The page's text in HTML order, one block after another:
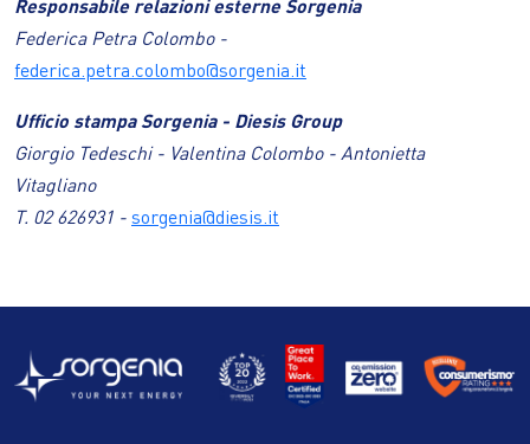
Responsabile relazioni esterne Sorgenia
Federica Petra Colombo -
federica.petra.colombo@sorgenia.it
Ufficio stampa Sorgenia - Diesis Group
Giorgio Tedeschi - Valentina Colombo - Antonietta
Vitagliano
T. 02 626931 - sorgenia@diesis.it